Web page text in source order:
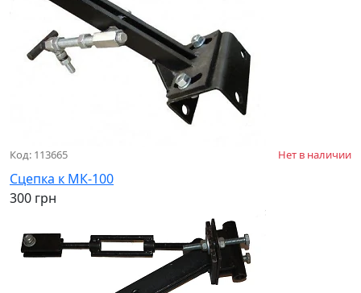
Код: 113665 Нет в наличии
Сцепка к МК-100
300 грн